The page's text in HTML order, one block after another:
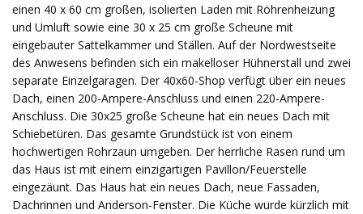
einen 40 x 60 cm großen, isolierten Laden mit Röhrenheizung
und Umluft sowie eine 30 x 25 cm große Scheune mit
eingebauter Sattelkammer und Ställen. Auf der Nordwestseite
des Anwesens befinden sich ein makelloser Hühnerstall und zwei
separate Einzelgaragen. Der 40x60-Shop verfügt über ein neues
Dach, einen 200-Ampere-Anschluss und einen 220-Ampere-
Anschluss. Die 30x25 große Scheune hat ein neues Dach mit
Schiebetüren. Das gesamte Grundstück ist von einem
hochwertigen Rohrzaun umgeben. Der herrliche Rasen rund um
das Haus ist mit einem einzigartigen Pavillon/Feuerstelle
eingezäunt. Das Haus hat ein neues Dach, neue Fassaden,
Dachrinnen und Anderson-Fenster. Die Küche wurde kürzlich mit